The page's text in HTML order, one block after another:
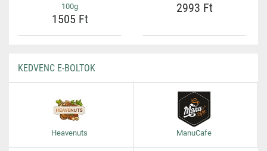
100g
1505 Ft
2993 Ft
KEDVENC E-BOLTOK
Heavenuts ManuCafe